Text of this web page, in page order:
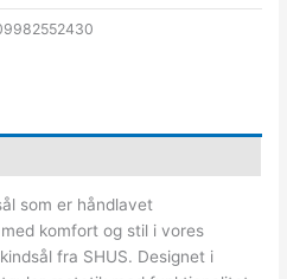
som er håndlavet
komfort og stil i vores
fra SHUS. Designet i